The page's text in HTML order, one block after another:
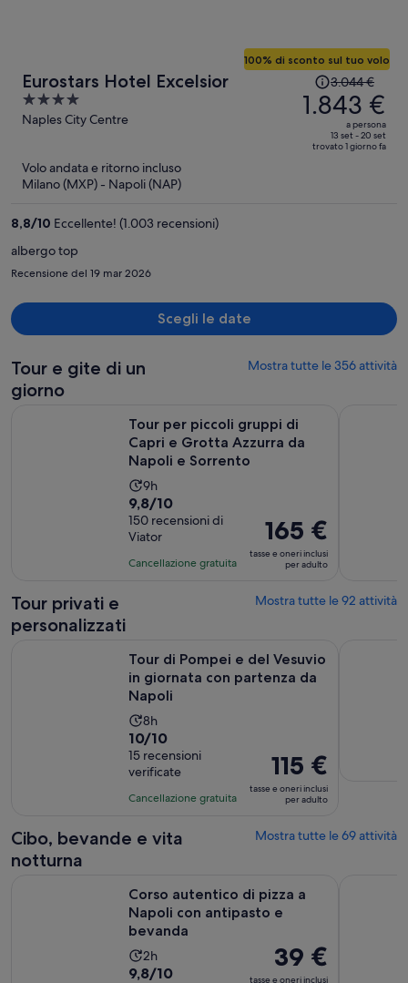
Eurostars Hotel Excelsior
4
out
5
Naples City Centre
100% di sconto sul tuo volo
prezzo
era
3.044 €,
ora
3.044 €
1.843 €
a persona
13 set - 20 set
trovato 1 giorno fa
Volo andata e ritorno incluso
Milano (MXP) - Napoli (NAP)
8,8/10 Eccellente! (1.003 recensioni)
albergo top
Recensione del 19 mar 2026
Scegli le date
Tour e gite di un
giorno
Mostra tutte le 356 attività
Tour per piccoli gruppi di
Capri e Grotta Azzurra da
Napoli e Sorrento
L’attività
dura
9
ore
9h
Valutazione
di
9.8
su
150
recensioni
9,8/10
150 recensioni di
Viator
Cancellazione gratuita
Il
prezzo
è
per
165 €
tasse e oneri inclusi
per adulto
Tour privati e
personalizzati
Mostra tutte le 92 attività
Tour di Pompei e del Vesuvio
in giornata con partenza da
Napoli
L’attività
dura
8
ore
8h
Valutazione
di
10.0
su
sulla
15
recensioni
10/10
15 recensioni
verificate
Cancellazione gratuita
Il
prezzo
è
per
115 €
tasse e oneri inclusi
per adulto
Cibo, bevande e vita
notturna
Mostra tutte le 69 attività
Corso autentico di pizza a
Napoli con antipasto e
bevanda
L’attività
dura
2h
Valutazione
9,8/10
Il
prezzo
39 €
tasse e oneri inclusi